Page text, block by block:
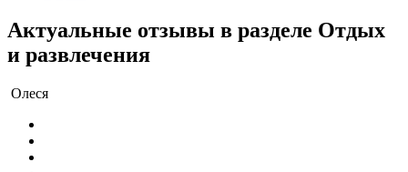
Актуальные отзывы в разделе Отдых
и развлечения
Олеся